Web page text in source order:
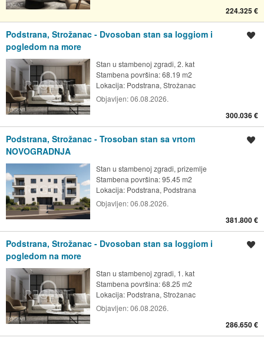
224.325 €
Podstrana, Strožanac - Dvosoban stan sa loggiom i
pogledom na more
Stan u stambenoj zgradi, 2. kat
Stambena površina: 68.19 m2
Lokacija: Podstrana, Strožanac
Objavljen:06.08.2026.
300.036 €
Podstrana, Strožanac - Trosoban stan sa vrtom
NOVOGRADNJA
Stan u stambenoj zgradi, prizemlje
Stambena površina: 95.45 m2
Lokacija: Podstrana, Podstrana
Objavljen:06.08.2026.
381.800 €
Podstrana, Strožanac - Dvosoban stan sa loggiom i
pogledom na more
Stan u stambenoj zgradi, 1. kat
Stambena površina: 68.25 m2
Lokacija: Podstrana, Strožanac
Objavljen:06.08.2026.
286.650 €